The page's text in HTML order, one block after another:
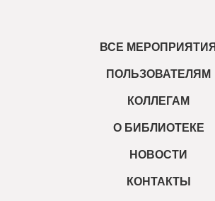
ВСЕ МЕРОПРИЯТИЯ
ПОЛЬЗОВАТЕЛЯМ
КОЛЛЕГАМ
О БИБЛИОТЕКЕ
НОВОСТИ
КОНТАКТЫ